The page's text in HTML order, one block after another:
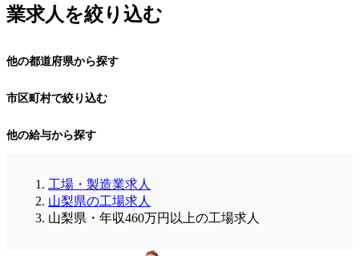
業求人を絞り込む
他の都道府県から探す
市区町村で絞り込む
他の給与から探す
工場・製造業求人
山梨県の工場求人
山梨県・年収460万円以上の工場求人